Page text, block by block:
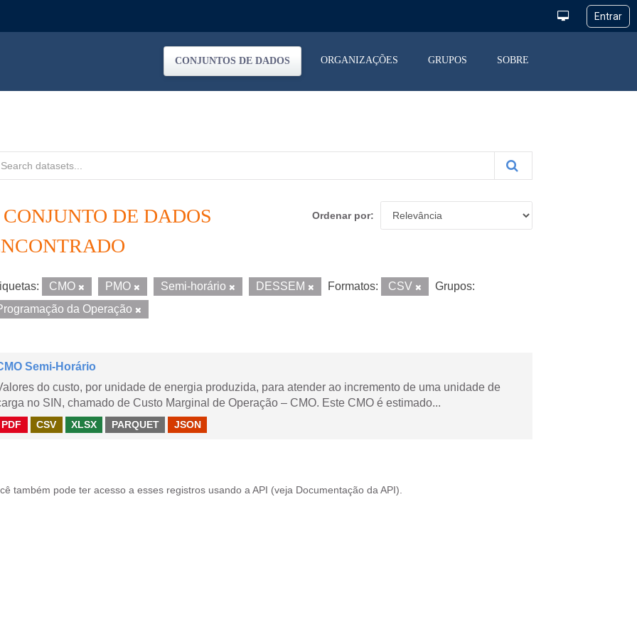
CONJUNTOS DE DADOS ORGANIZAÇÕES GRUPOS SOBRE
Ordenar por
CONJUNTO DE DADOS
CMO PMO Semi-horário DESSEM Formatos: CSV
Grupos:
da Operação
Semi-Horário
do custo, por unidade de energia produzida, para atender ao incremento de uma unidade de
no SIN, chamado de Custo Marginal de Operação – CMO. Este CMO é estimado...
PDF CSV XLSX PARQUET JSON
também pode ter acesso a esses registros usando a API (veja Documentação da API ).